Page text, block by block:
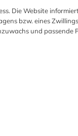
Die Website
bzw. eines
und passende